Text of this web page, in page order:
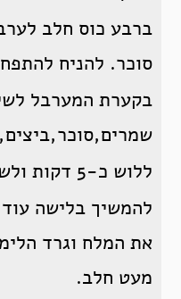
ברבע כוס חלב
סוכר. להניח להתפחה כ-
בקערת המערבל
ללוש כ-5 דקות ולשלב את החמאה.
את המלח וגרד
מעט חלב.